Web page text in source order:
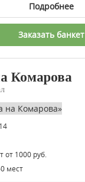
Подробнее
Заказать банкет
Комарова
от 1000 руб.
мест